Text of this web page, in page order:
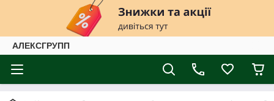
АЛЕКСГРУПП